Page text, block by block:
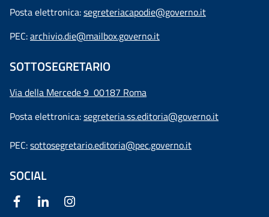
Posta elettronica:segreteriacapodie@governo.it
PEC:archivio.die@mailbox.governo.it
SOTTOSEGRETARIO
Via della Mercede 9 00187 Roma
Posta elettronica:segreteria.ss.editoria@governo.it
PEC:sottosegretario.editoria@pec.governo.it
SOCIAL